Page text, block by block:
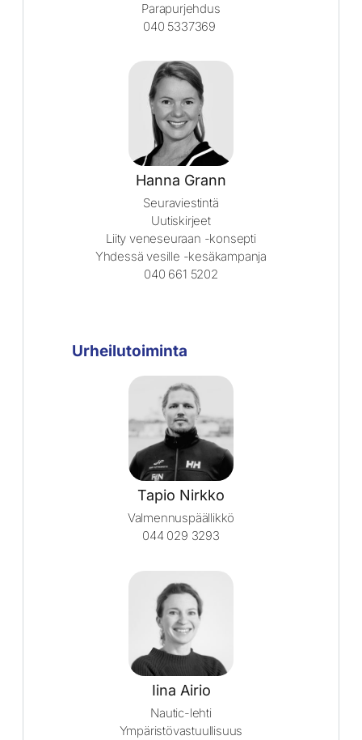
Parapurjehdus
040 5337369
Hanna Grann
Seuraviestintä
Uutiskirjeet
Liity veneseuraan -konsepti
Yhdessä vesille -kesäkampanja
040 661 5202
Urheilutoiminta
Tapio Nirkko
Valmennuspäällikkö
044 029 3293
Iina Airio
Nautic-lehti
Ympäristövastuullisuus